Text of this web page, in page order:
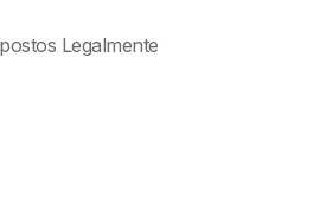
Legalmente